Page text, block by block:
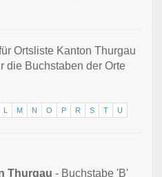
Ortsliste Kanton Thurgau
die Buchstaben der Orte
L M N O P R S T
U
Thurgau - Buchstabe 'B'